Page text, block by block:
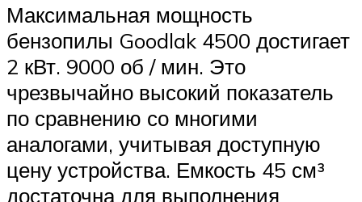
Максимальная мощность
бензопилы Goodlak 4500 достигает
2 кВт. 9000 об / мин. Это
чрезвычайно высокий показатель
по сравнению со многими
аналогами, учитывая доступную
цену устройства. Емкость 45 см³
достаточна для выполнения